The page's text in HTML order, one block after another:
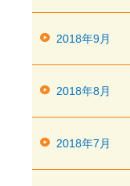
2018年9月
2018年8月
2018年7月